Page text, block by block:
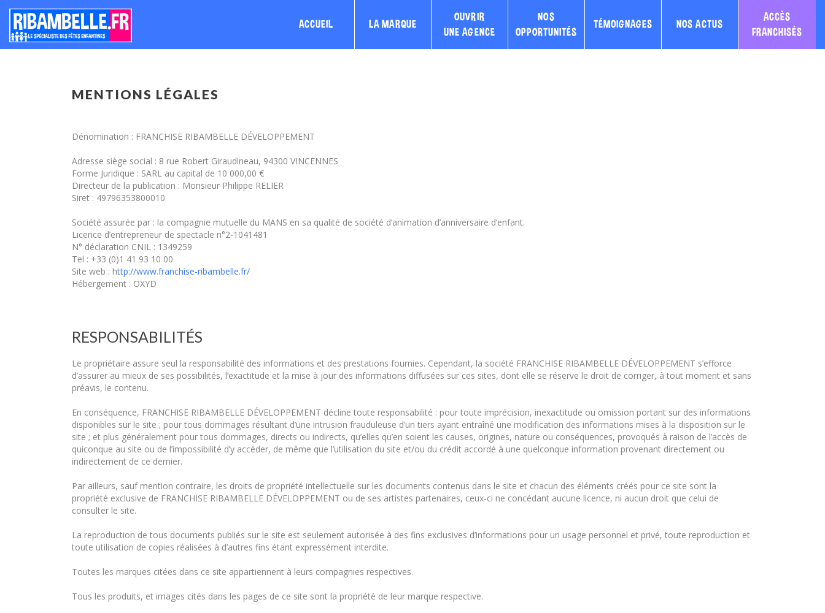
ACCUEIL LA MARQUE
OUVRIR
UNE AGENCE
NOS
OPPORTUNITÉS
TÉMOIGNAGES NOS ACTUS
ACCÈS
FRANCHISÉS
MENTIONS LÉGALES
Dénomination : FRANCHISE RIBAMBELLE DÉVELOPPEMENT
Adresse siège social : 8 rue Robert Giraudineau, 94300 VINCENNES
Forme Juridique : SARL au capital de 10 000,00 €
Directeur de la publication : Monsieur Philippe RELIER
Siret : 49796353800010
Société assurée par : la compagnie mutuelle du MANS en sa qualité de société d’animation d’anniversaire d’enfant.
Licence d’entrepreneur de spectacle n°2-1041481
N° déclaration CNIL : 1349259
Tel : +33 (0)1 41 93 10 00
Site web : http://www.franchise-ribambelle.fr/
Hébergement : OXYD
RESPONSABILITÉS
Le propriétaire assure seul la responsabilité des informations et des prestations fournies. Cependant, la société FRANCHISE RIBAMBELLE DÉVELOPPEMENT s’efforce
d’assurer au mieux de ses possibilités, l’exactitude et la mise à jour des informations diffusées sur ces sites, dont elle se réserve le droit de corriger, à tout moment et sans
préavis, le contenu.
En conséquence, FRANCHISE RIBAMBELLE DÉVELOPPEMENT décline toute responsabilité : pour toute imprécision, inexactitude ou omission portant sur des informations
disponibles sur le site ; pour tous dommages résultant d’une intrusion frauduleuse d’un tiers ayant entraîné une modification des informations mises à la disposition sur le
site ; et plus généralement pour tous dommages, directs ou indirects, qu’elles qu’en soient les causes, origines, nature ou conséquences, provoqués à raison de l’accès de
quiconque au site ou de l’impossibilité d’y accéder, de même que l’utilisation du site et/ou du crédit accordé à une quelconque information provenant directement ou
indirectement de ce dernier.
Par ailleurs, sauf mention contraire, les droits de propriété intellectuelle sur les documents contenus dans le site et chacun des éléments créés pour ce site sont la
propriété exclusive de FRANCHISE RIBAMBELLE DÉVELOPPEMENT ou de ses artistes partenaires, ceux-ci ne concédant aucune licence, ni aucun droit que celui de
consulter le site.
La reproduction de tous documents publiés sur le site est seulement autorisée à des fins exclusives d’informations pour un usage personnel et privé, toute reproduction et
toute utilisation de copies réalisées à d’autres fins étant expressément interdite.
Toutes les marques citées dans ce site appartiennent à leurs compagnies respectives.
Tous les produits, et images cités dans les pages de ce site sont la propriété de leur marque respective.